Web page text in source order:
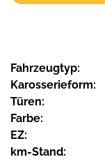
Fahrzeugtyp:
Karosserieform:
Türen:
Farbe:
EZ:
km-Stand: